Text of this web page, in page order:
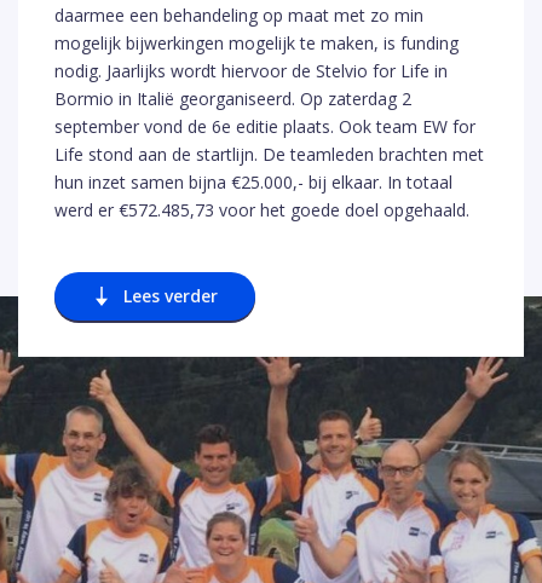
daarmee een behandeling op maat met zo min
mogelijk bijwerkingen mogelijk te maken, is funding
nodig. Jaarlijks wordt hiervoor de Stelvio for Life in
Bormio in Italië georganiseerd. Op zaterdag 2
september vond de 6e editie plaats. Ook team EW for
Life stond aan de startlijn. De teamleden brachten met
hun inzet samen bijna €25.000,- bij elkaar. In totaal
werd er €572.485,73 voor het goede doel opgehaald.
Lees verder